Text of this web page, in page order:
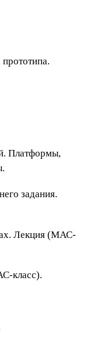
Платформы,
задания.
Лекция (МАС-
класс).